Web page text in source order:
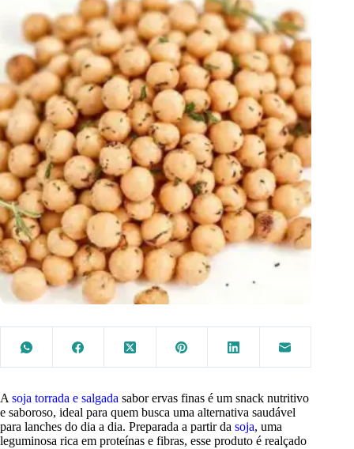
A soja torrada e salgada sabor ervas finas é um snack nutritivo
e saboroso, ideal para quem busca uma alternativa saudável
para lanches do dia a dia. Preparada a partir da soja, uma
leguminosa rica em proteínas e fibras, esse produto é realçado